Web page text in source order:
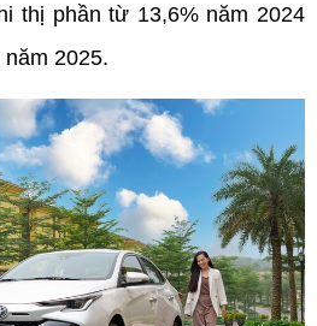
thị phần từ 13,6% năm 2024
2025.